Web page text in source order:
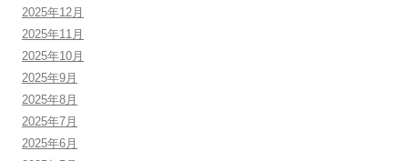
2025年12月
2025年11月
2025年10月
2025年9月
2025年8月
2025年7月
2025年6月